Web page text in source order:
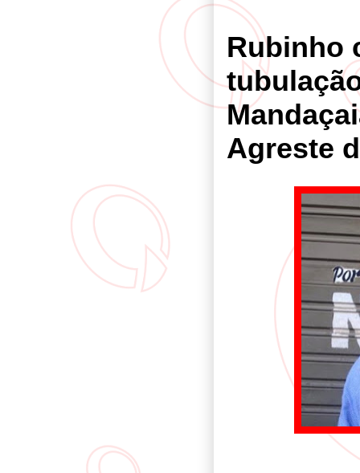
Rubinho
Agreste